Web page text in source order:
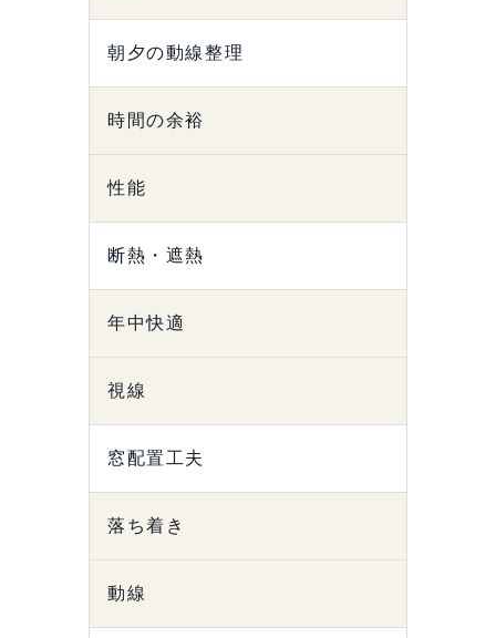
朝夕の動線整理
時間の余裕
性能
断熱・遮熱
年中快適
視線
窓配置工夫
落ち着き
動線